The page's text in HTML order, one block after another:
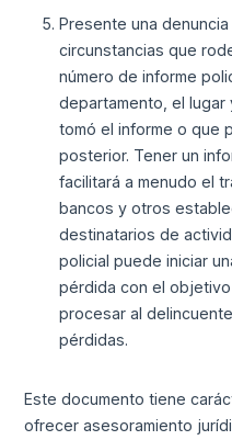
Presente una
circunstancias que
número de informe
departamento, el
tomó el informe o que
posterior. Tener un
facilitará a menudo el
bancos y otros
destinatarios de
policial puede iniciar
pérdida con el
procesar al
pérdidas.
Este documento tiene
ofrecer asesoramiento